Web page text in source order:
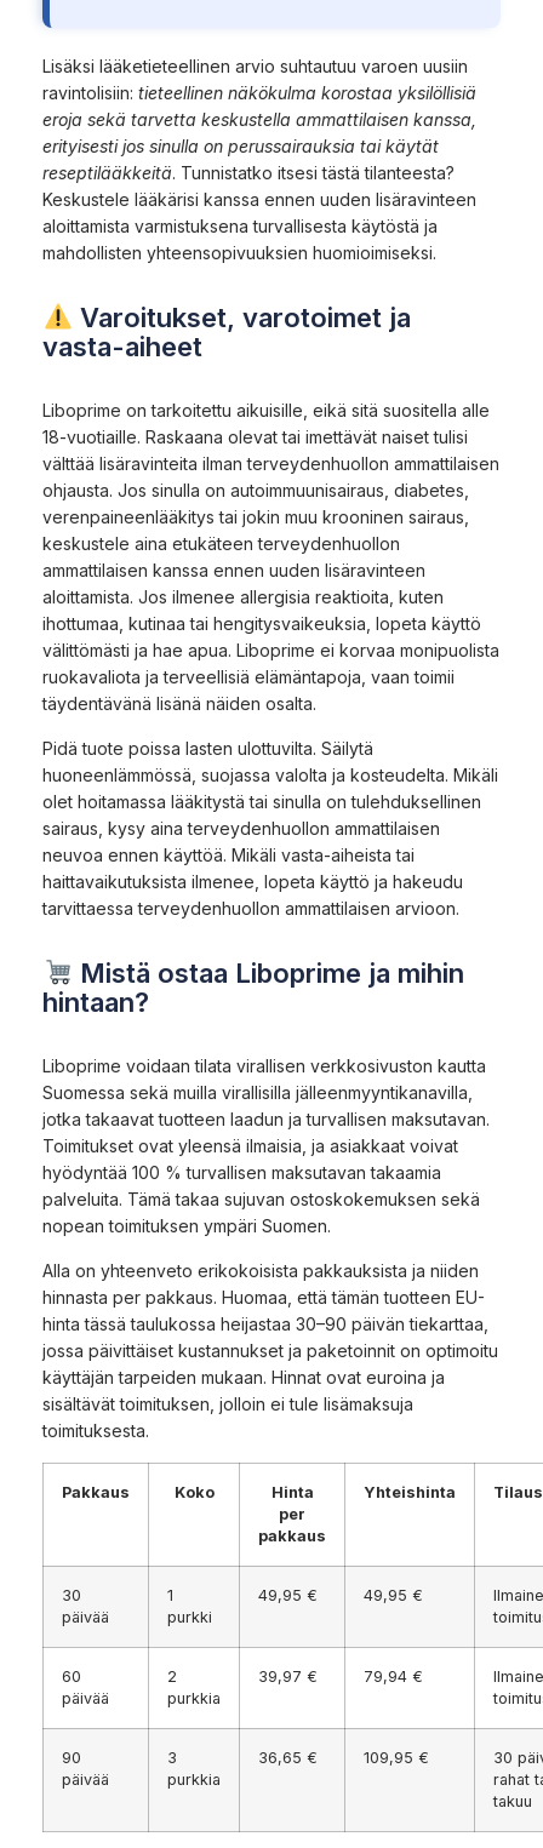
Lisäksi lääketieteellinen arvio suhtautuu varoen uusiin
ravintolisiin: tieteellinen näkökulma korostaa yksilöllisiä
eroja sekä tarvetta keskustella ammattilaisen kanssa,
erityisesti jos sinulla on perussairauksia tai käytät
reseptilääkkeitä. Tunnistatko itsesi tästä tilanteesta?
Keskustele lääkärisi kanssa ennen uuden lisäravinteen
aloittamista varmistuksena turvallisesta käytöstä ja
mahdollisten yhteensopivuuksien huomioimiseksi.
Varoitukset, varotoimet ja
vasta-aiheet
Liboprime on tarkoitettu aikuisille, eikä sitä suositella alle
18-vuotiaille. Raskaana olevat tai imettävät naiset tulisi
välttää lisäravinteita ilman terveydenhuollon ammattilaisen
ohjausta. Jos sinulla on autoimmuunisairaus, diabetes,
verenpaineenlääkitys tai jokin muu krooninen sairaus,
keskustele aina etukäteen terveydenhuollon
ammattilaisen kanssa ennen uuden lisäravinteen
aloittamista. Jos ilmenee allergisia reaktioita, kuten
ihottumaa, kutinaa tai hengitysvaikeuksia, lopeta käyttö
välittömästi ja hae apua. Liboprime ei korvaa monipuolista
ruokavaliota ja terveellisiä elämäntapoja, vaan toimii
täydentävänä lisänä näiden osalta.
Pidä tuote poissa lasten ulottuvilta. Säilytä
huoneenlämmössä, suojassa valolta ja kosteudelta. Mikäli
olet hoitamassa lääkitystä tai sinulla on tulehduksellinen
sairaus, kysy aina terveydenhuollon ammattilaisen
neuvoa ennen käyttöä. Mikäli vasta-aiheista tai
haittavaikutuksista ilmenee, lopeta käyttö ja hakeudu
tarvittaessa terveydenhuollon ammattilaisen arvioon.
Mistä ostaa Liboprime ja mihin
hintaan?
Liboprime voidaan tilata virallisen verkkosivuston kautta
Suomessa sekä muilla virallisilla jälleenmyyntikanavilla,
jotka takaavat tuotteen laadun ja turvallisen maksutavan.
Toimitukset ovat yleensä ilmaisia, ja asiakkaat voivat
hyödyntää 100 % turvallisen maksutavan takaamia
palveluita. Tämä takaa sujuvan ostoskokemuksen sekä
nopean toimituksen ympäri Suomen.
Alla on yhteenveto erikokoisista pakkauksista ja niiden
hinnasta per pakkaus. Huomaa, että tämän tuotteen EU-
hinta tässä taulukossa heijastaa 30–90 päivän tiekarttaa,
jossa päivittäiset kustannukset ja paketoinnit on optimoitu
käyttäjän tarpeiden mukaan. Hinnat ovat euroina ja
sisältävät toimituksen, jolloin ei tule lisämaksuja
toimituksesta.
Pakkaus Koko
Hinta
per
pakkaus
Yhteishinta
30
päivää
1
purkki
49,95 € 49,95 €
60
päivää
2
purkkia
39,97 € 79,94 €
90
päivää
3
purkkia
36,65 € 109,95 €
30
rahat
takuu